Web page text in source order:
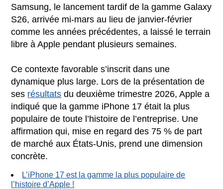
Samsung, le lancement tardif de la gamme Galaxy
S26, arrivée mi-mars au lieu de janvier-février
comme les années précédentes, a laissé le terrain
libre à Apple pendant plusieurs semaines.
Ce contexte favorable s’inscrit dans une
dynamique plus large. Lors de la présentation de
ses résultats du deuxième trimestre 2026, Apple a
indiqué que la gamme iPhone 17 était la plus
populaire de toute l’histoire de l’entreprise. Une
affirmation qui, mise en regard des 75 % de part
de marché aux États-Unis, prend une dimension
concrète.
L’iPhone 17 est la gamme la plus populaire de
l’histoire d’Apple !